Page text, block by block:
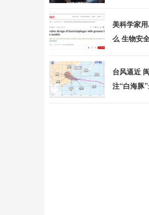
美科学家
么 生物安
台风逼近
注“白海豚